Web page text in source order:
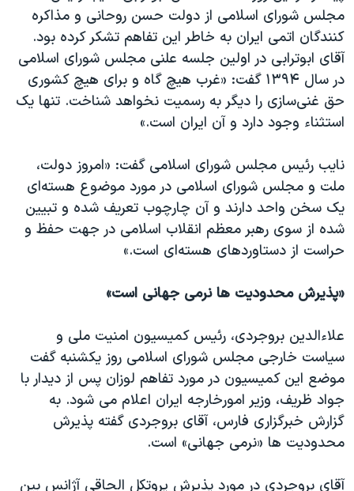
مجلس شورای اسلامی از دولت حسن روحانی و مذاکره
کنندگان اتمی ایران به خاطر این تفاهم تشکر کرده بود.
آقای ابوترابی در اولین جلسه علنی مجلس شورای اسلامی
در سال ۱۳۹۴ گفت: «غرب هیچ گاه و برای هیچ کشوری
حق غنی‌سازی را دیگر به رسمیت نخواهد شناخت. تنها یک
استثناء وجود دارد و آن ایران است.»
نایب رئیس مجلس شورای اسلامی گفت: «امروز دولت،‌
ملت و مجلس شورای اسلامی در مورد موضوع هسته‌ای
یک سخن واحد دارند و آن چارچوب تعریف شده و تبیین
شده از سوی رهبر معظم انقلاب اسلامی در جهت حفظ و
حراست از دستاوردهای هسته‌‌ای است.»
«پذیرش محدودیت ها نرمی جهانی است»
علاءالدین بروجردی، رئیس کمیسیون امنیت ملی و
سیاست خارجی مجلس شورای اسلامی روز یکشنبه گفت
موضع این کمیسیون در مورد تفاهم لوزان پس از دیدار با
جواد ظریف، وزیر امورخارجه ایران اعلام می شود. به
گزارش خبرگزاری فارس، آقای بروجردی گفته پذیرش
محدودیت ها «نرمی جهانی» است.
آقای بروجردی در مورد پذیرش پروتکل الحاقی آژانس بین